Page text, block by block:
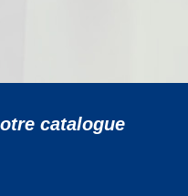
catalogue